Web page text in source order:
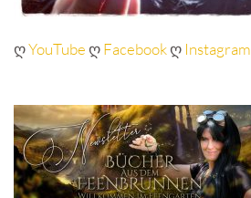
ღYouTubeღFacebookღ Instagram